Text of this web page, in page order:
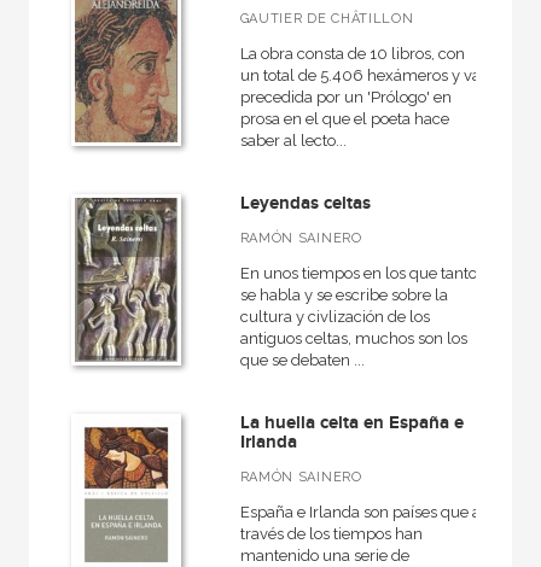
GAUTIER DE CHÂTILLON
La obra consta de 10 libros, con
un total de 5.406 hexámeros y va
precedida por un 'Prólogo' en
prosa en el que el poeta hace
saber al lecto...
Leyendas celtas
RAMÓN SAINERO
En unos tiempos en los que tanto
se habla y se escribe sobre la
cultura y civlización de los
antiguos celtas, muchos son los
que se debaten ...
La huella celta en España e
Irlanda
RAMÓN SAINERO
España e Irlanda son países que a
través de los tiempos han
mantenido una serie de